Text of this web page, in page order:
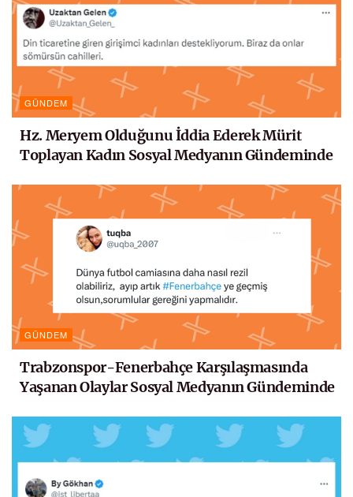
GÜNDEM
Hz. Meryem Olduğunu İddia Ederek Mürit
Toplayan Kadın Sosyal Medyanın Gündeminde
GÜNDEM
Trabzonspor-Fenerbahçe Karşılaşmasında
Yaşanan Olaylar Sosyal Medyanın Gündeminde